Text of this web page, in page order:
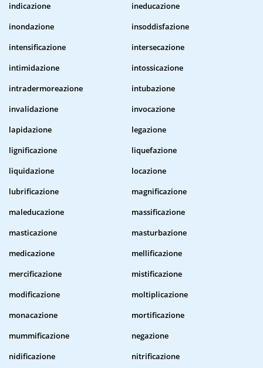
indicazione
ineducazione
inondazione
insoddisfazione
intensificazione
intersecazione
intimidazione
intossicazione
intradermoreazione
intubazione
invalidazione
invocazione
lapidazione
legazione
lignificazione
liquefazione
liquidazione
locazione
lubrificazione
magnificazione
maleducazione
massificazione
masticazione
masturbazione
medicazione
mellificazione
mercificazione
mistificazione
modificazione
moltiplicazione
monacazione
mortificazione
mummificazione
negazione
nidificazione
nitrificazione